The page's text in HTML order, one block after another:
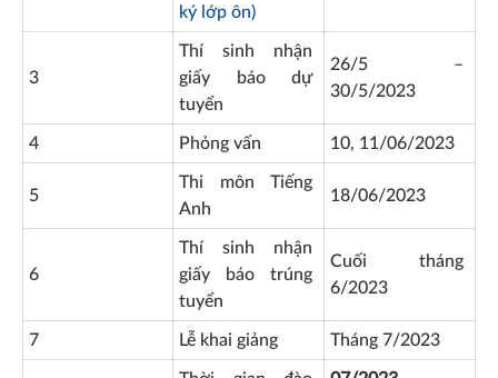
ký lớp ôn)
3
Thí sinh nhận
giấy báo dự
tuyển
26/5 –
30/5/2023
4 Phỏng vấn 10, 11/06/2023
5
Thi môn Tiếng
Anh
18/06/2023
6
Thí sinh nhận
giấy báo trúng
tuyển
Cuối tháng
6/2023
7 Lễ khai giảng Tháng 7/2023